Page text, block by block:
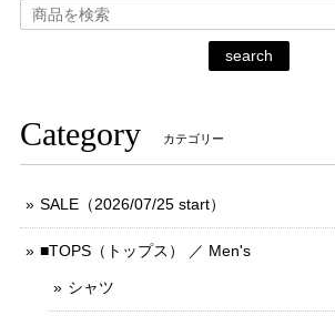
search
Category カテゴリー
SALE（2026/07/25 start）
■TOPS（トップス） ／ Men's
シャツ